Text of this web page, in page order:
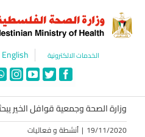
content
الخدمات الالكترونية English
Facebook
Twitter
وزارة الصحة وجمعية قوافل الخير
19/11/2020
| أنشطة و فعاليات